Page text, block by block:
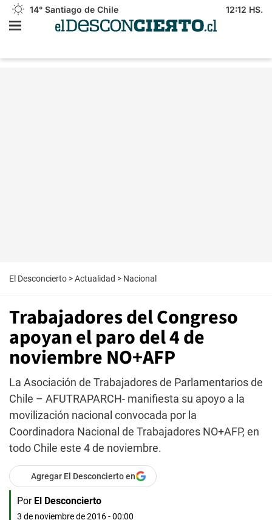
14° Santiago de Chile 12:12 HS.
El Desconcierto >Actualidad > Nacional
Trabajadores del Congreso
apoyan el paro del 4 de
noviembre NO+AFP
La Asociación de Trabajadores de Parlamentarios de
Chile – AFUTRAPARCH- manifiesta su apoyo a la
movilización nacional convocada por la
Coordinadora Nacional de Trabajadores NO+AFP, en
todo Chile este 4 de noviembre.
Agregar El Desconcierto en
Por El Desconcierto
3 de noviembre de 2016 - 00:00